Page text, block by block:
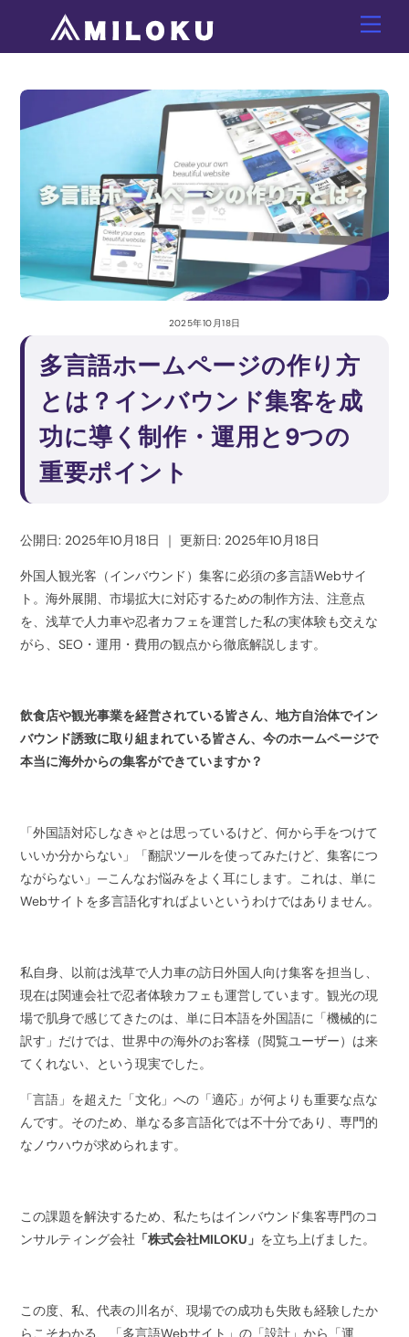
content
2025年10月18日
多言語ホームページの作り方
とは？インバウンド集客を成
功に導く制作・運用と9つの
重要ポイント
公開日: 2025年10月18日 ｜更新日: 2025年10月18日
外国人観光客（インバウンド）集客に必須の多言語Webサイ
ト。海外展開、市場拡大に対応するための制作方法、注意点
を、浅草で人力車や忍者カフェを運営した私の実体験も交えな
がら、SEO・運用・費用の観点から徹底解説します。
飲食店や観光事業を経営されている皆さん、地方自治体でイン
バウンド誘致に取り組まれている皆さん、今のホームページで
本当に海外からの集客ができていますか？
「外国語対応しなきゃとは思っているけど、何から手をつけて
いいか分からない」「翻訳ツールを使ってみたけど、集客につ
ながらない」—こんなお悩みをよく耳にします。これは、単に
Webサイトを多言語化すればよいというわけではありません。
私自身、以前は浅草で人力車の訪日外国人向け集客を担当し、
現在は関連会社で忍者体験カフェも運営しています。観光の現
場で肌身で感じてきたのは、単に日本語を外国語に「機械的に
訳す」だけでは、世界中の海外のお客様（閲覧ユーザー）は来
てくれない、という現実でした。
「言語」を超えた「文化」への「適応」が何よりも重要な点な
んです。そのため、単なる多言語化では不十分であり、専門的
なノウハウが求められます。
この課題を解決するため、私たちはインバウンド集客専門のコ
ンサルティング会社 「株式会社MILOKU」 を立ち上げました。
この度、私、代表の川名が、現場での成功も失敗も経験したか
らこそわかる、「多言語Webサイト」の「設計」から「運